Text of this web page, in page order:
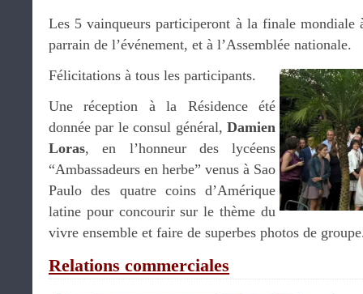
Les 5 vainqueurs participeront à la finale mondiale
parrain de l’événement, et à l’Assemblée nationale.
Félicitations à tous les participants.
Une réception à la Résidence été
donnée par le consul général, Damien
Loras, en l’honneur des lycéens
“Ambassadeurs en herbe” venus à Sao
Paulo des quatre coins d’Amérique
latine pour concourir sur le thème du
vivre ensemble et faire de superbes photos de
Relations commerciales